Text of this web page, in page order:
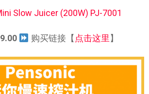
Slow Juicer (200W) PJ-7001
购买链接【 点击这里 】